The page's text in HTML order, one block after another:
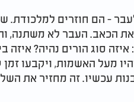
- הם חוזרים למלכודת.
הכאב. העבר לא משתנה,
סוג הורים נהיה? איזה
מעל האשמות, ויקבעו
עכשיו. זה מחזיר את